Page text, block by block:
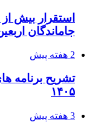
استقرار بیش
جاماندگان
2 هفته پیش
تشریح برنامه
۱۴۰۵
3 هفته پیش